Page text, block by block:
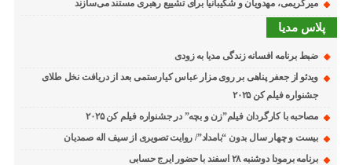
میرکریمی، مهدویان و شکیبانیا برای تشییع رهبری مستند می‌سازند
پلاس مدیا
ضبط برنامه افسانه زندگی مدیا به زودی
ویدئو از جعفر پناهی بر روی مزار عباس کیارستمی بعد از دریافت نخل طلای
جشنواره فیلم کن ۲۰۲۵
مصاحبه با کارگردان فیلم”زن و بچه” در جشنواره فیلم کن ۲۰۲۵
بیست و چهار سال بدون “بامداد”/ روایت تصویری از سیف اله صمدیان
برنامه برمودا دوشنبه ۲۸ اسفند با حضور ایرج حسابی